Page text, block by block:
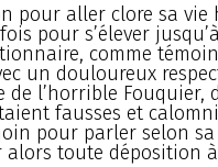
pour aller clore sa
pour s’élever
comme
un douloureux
l’horrible Fouquier,
fausses et
pour parler selon
alors toute déposition